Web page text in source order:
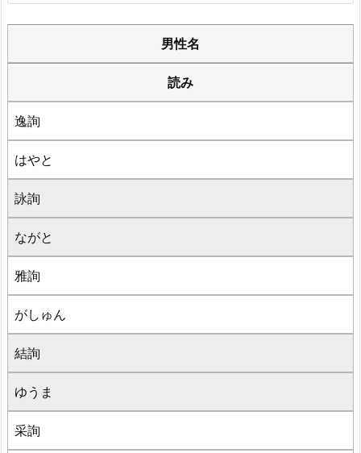
男性名
読み
逸詢
はやと
詠詢
ながと
雅詢
がしゅん
結詢
ゆうま
采詢